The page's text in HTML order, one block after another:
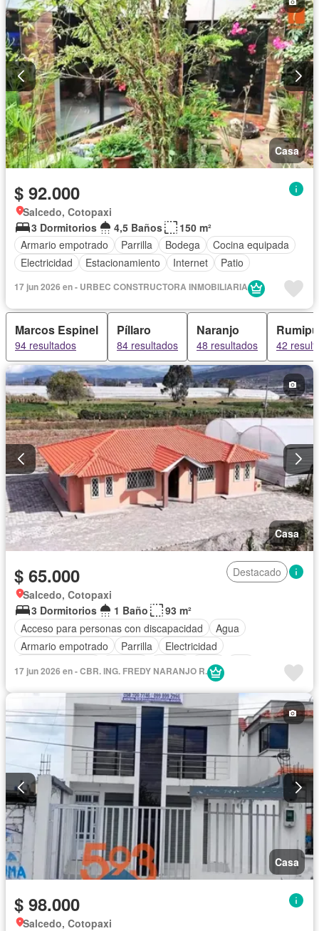
Casa
$ 92.000
Salcedo, Cotopaxi
3 Dormitorios
4,5 Baños
150 m²
Armario empotrado
Parrilla Bodega
Cocina equipada
Electricidad
Estacionamiento Internet Patio
17 jun 2026 en - URBEC CONSTRUCTORA INMOBILIARIA
Marcos Espinel
94 resultados
Píllaro
84 resultados
Naranjo
48 resultados 42
Casa
$ 65.000
Destacado
Salcedo, Cotopaxi
3 Dormitorios
1 Baño
93 m²
Acceso para personas con discapacidad
Agua
Armario empotrado
Parrilla
Electricidad
Patio
Sin amoblar
17 jun 2026 en - CBR. ING. FREDY NARANJO R.
Casa
$ 98.000
Salcedo, Cotopaxi